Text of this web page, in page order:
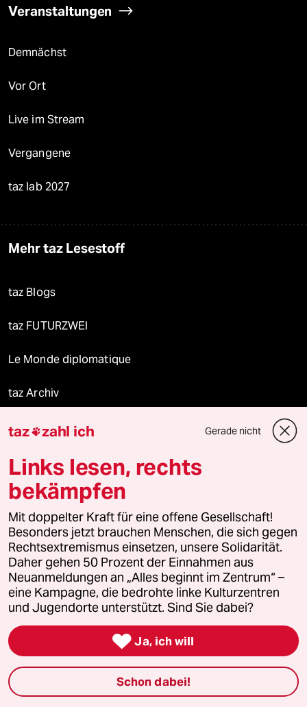
Veranstaltungen
Demnächst
Vor Ort
Live im Stream
Vergangene
taz lab 2027
Mehr taz Lesestoff
taz Blogs
taz FUTURZWEI
Le Monde diplomatique
taz Archiv
Mehr taz Angebote
Reisen
Kantine
Shop
Anzeigen
Fragen & Hilfe
taz zahl ich Gerade nicht
Links lesen, rechts
bekämpfen
Mit doppelter Kraft für eine offene Gesellschaft!
Besonders jetzt brauchen Menschen, die sich gegen
Rechtsextremismus einsetzen, unsere Solidarität.
Daher gehen 50 Prozent der Einnahmen aus
Neuanmeldungen an „Alles beginnt im Zentrum“ –
eine Kampagne, die bedrohte linke Kulturzentren
und Jugendorte unterstützt. Sind Sie dabei?
 Ja, ich will
Schon dabei!